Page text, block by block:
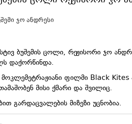
ბუშემის ცოლი, რეჟისორი ჯო
დაქორწინდა.
ფილმი Black Kites
მისი ქმარი და შვილიც.
გარდაცვალების მიზეზი უცნობია.